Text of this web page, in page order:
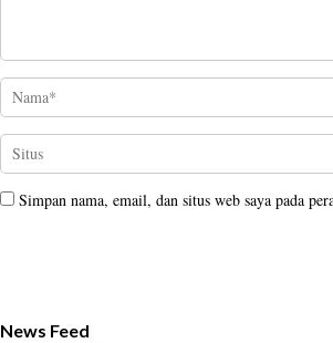
Simpan nama, email, dan situs web saya pada
News Feed